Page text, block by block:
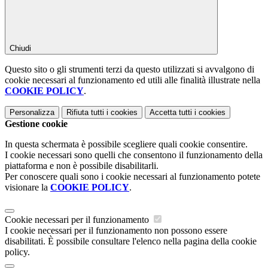
Chiudi
Questo sito o gli strumenti terzi da questo utilizzati si avvalgono di
cookie necessari al funzionamento ed utili alle finalità illustrate nella
COOKIE POLICY.
Personalizza Rifiuta tutti i cookies Accetta tutti i cookies
Gestione cookie
In questa schermata è possibile scegliere quali cookie consentire.
I cookie necessari sono quelli che consentono il funzionamento della
piattaforma e non è possibile disabilitarli.
Per conoscere quali sono i cookie necessari al funzionamento potete
visionare la COOKIE POLICY.
Cookie necessari per il funzionamento
I cookie necessari per il funzionamento non possono essere
disabilitati. È possibile consultare l'elenco nella pagina della cookie
policy.